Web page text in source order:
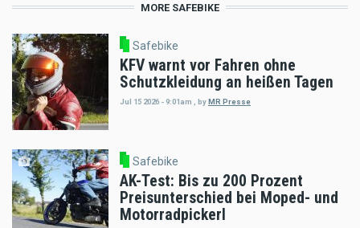
MORE SAFEBIKE
Safebike
KFV warnt vor Fahren ohne
Schutzkleidung an heißen Tagen
Jul 15 2026 - 9:01am byMR Presse
Safebike
AK-Test: Bis zu 200 Prozent
Preisunterschied bei Moped- und
Motorradpickerl